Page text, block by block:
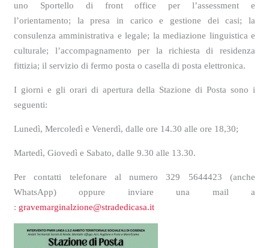
uno Sportello di front office per l’assessment e
l’orientamento; la presa in carico e gestione dei casi; la
consulenza amministrativa e legale; la mediazione linguistica e
culturale; l’accompagnamento per la richiesta di residenza
fittizia;il servizio di fermo posta o casella di posta elettronica.
I giorni e gli orari di apertura della Stazione di Posta sono i
seguenti:
Lunedì, Mercoledì e Venerdì, dalleore 14.30alle ore 18,30;
Martedì, Giovedì e Sabato, dalle 9.30alle 13.30.
Per contatti telefonare al numero329 5644423 (anche
WhatsApp)oppure inviare una mail a
: gravemarginalzione@stradedicasa.it